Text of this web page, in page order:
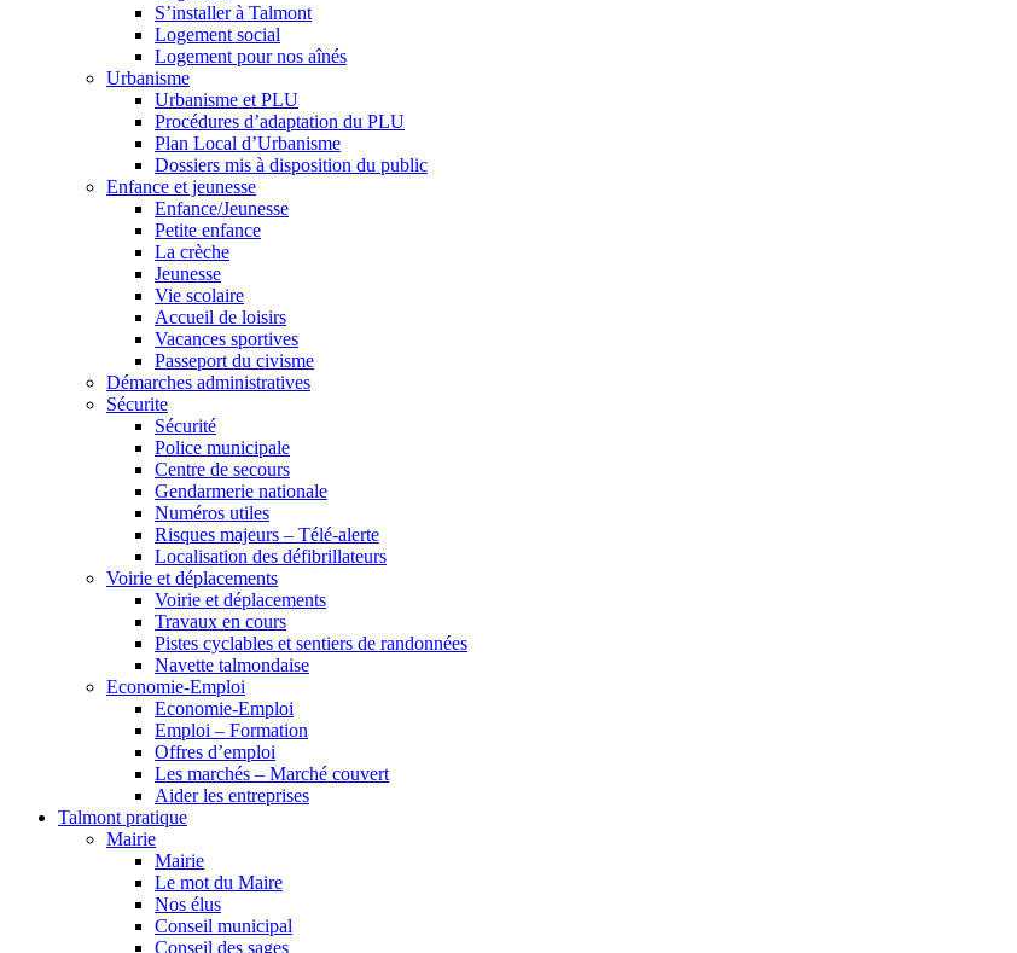
S’installer à Talmont
Logement social
Logement pour nos aînés
Urbanisme
Urbanisme et PLU
Procédures d’adaptation du PLU
Plan Local d’Urbanisme
Dossiers mis à disposition du public
Enfance et jeunesse
Enfance/Jeunesse
Petite enfance
La crèche
Jeunesse
Vie scolaire
Accueil de loisirs
Vacances sportives
Passeport du civisme
Démarches administratives
Sécurite
Sécurité
Police municipale
Centre de secours
Gendarmerie nationale
Numéros utiles
Risques majeurs – Télé-alerte
Localisation des défibrillateurs
Voirie et déplacements
Voirie et déplacements
Travaux en cours
Pistes cyclables et sentiers de randonnées
Navette talmondaise
Economie-Emploi
Economie-Emploi
Emploi – Formation
Offres d’emploi
Les marchés – Marché couvert
Aider les entreprises
Talmont pratique
Mairie
Mairie
Le mot du Maire
Nos élus
Conseil municipal
Conseil des sages